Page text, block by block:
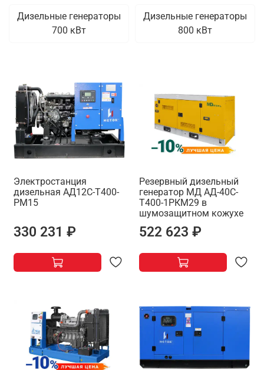
Дизельные генераторы
700 кВт
Дизельные генераторы
800 кВт
Электростанция
дизельная АД12С-Т400-
РМ15
330 231 ₽
Резервный дизельный
генератор МД АД-40С-
Т400-1РКМ29 в
шумозащитном кожухе
522 623 ₽